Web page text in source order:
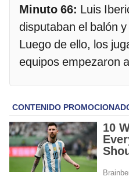
Minuto 66: Luis
disputaban el balón
Luego de ello, los
equipos empezaron